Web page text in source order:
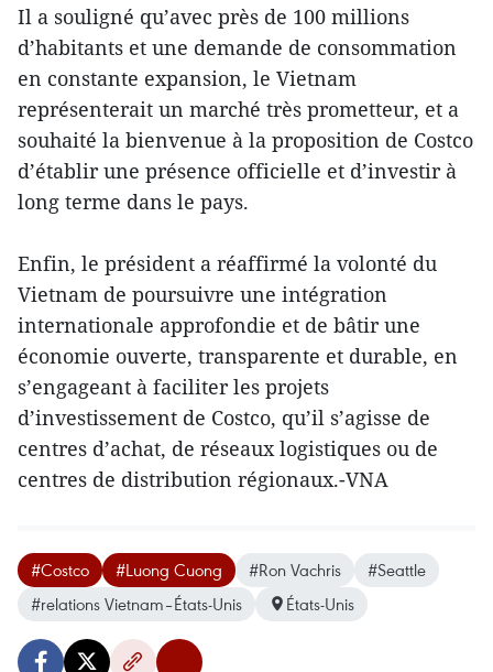
Il a souligné qu’avec près de 100 millions
d’habitants et une demande de consommation
en constante expansion, le Vietnam
représenterait un marché très prometteur, et a
souhaité la bienvenue à la proposition de Costco
d’établir une présence officielle et d’investir à
long terme dans le pays.
Enfin, le président a réaffirmé la volonté du
Vietnam de poursuivre une intégration
internationale approfondie et de bâtir une
économie ouverte, transparente et durable, en
s’engageant à faciliter les projets
d’investissement de Costco, qu’il s’agisse de
centres d’achat, de réseaux logistiques ou de
centres de distribution régionaux.-VNA
#Costco #Luong Cuong #Ron Vachris
#Seattle
#relations Vietnam–États-Unis
États-Unis